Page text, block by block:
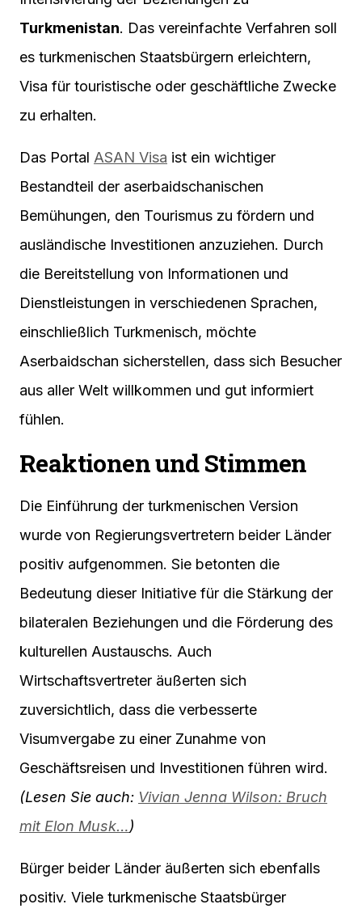
Turkmenistan. Das vereinfachte Verfahren soll
es turkmenischen Staatsbürgern erleichtern,
Visa für touristische oder geschäftliche Zwecke
zu erhalten.
Das Portal ASAN Visa ist ein wichtiger
Bestandteil der aserbaidschanischen
Bemühungen, den Tourismus zu fördern und
ausländische Investitionen anzuziehen. Durch
die Bereitstellung von Informationen und
Dienstleistungen in verschiedenen Sprachen,
einschließlich Turkmenisch, möchte
Aserbaidschan sicherstellen, dass sich Besucher
aus aller Welt willkommen und gut informiert
fühlen.
Reaktionen und Stimmen
Die Einführung der turkmenischen Version
wurde von Regierungsvertretern beider Länder
positiv aufgenommen. Sie betonten die
Bedeutung dieser Initiative für die Stärkung der
bilateralen Beziehungen und die Förderung des
kulturellen Austauschs. Auch
Wirtschaftsvertreter äußerten sich
zuversichtlich, dass die verbesserte
Visumvergabe zu einer Zunahme von
Geschäftsreisen und Investitionen führen wird.
(Lesen Sie auch: Vivian Jenna Wilson: Bruch
mit Elon Musk…)
Bürger beider Länder äußerten sich ebenfalls
positiv. Viele turkmenische Staatsbürger